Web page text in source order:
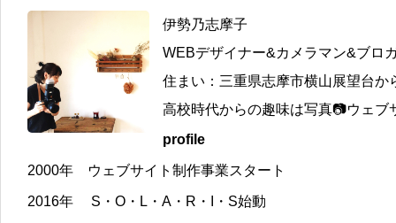
伊勢乃志摩子
WEBデザイナー&カメラマン&ブロ
住まい：三重県志摩市横山展望台か
高校時代からの趣味は写真📷ウェブ
profile
2000年 ウェブサイト制作事業スタート
2016年 S・O・L・A・R・I・S始動